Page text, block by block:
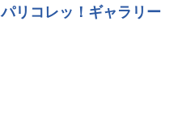
パリコレッ！ギャラリー